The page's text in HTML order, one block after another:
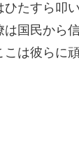
たすら叩
国民から
は彼らに